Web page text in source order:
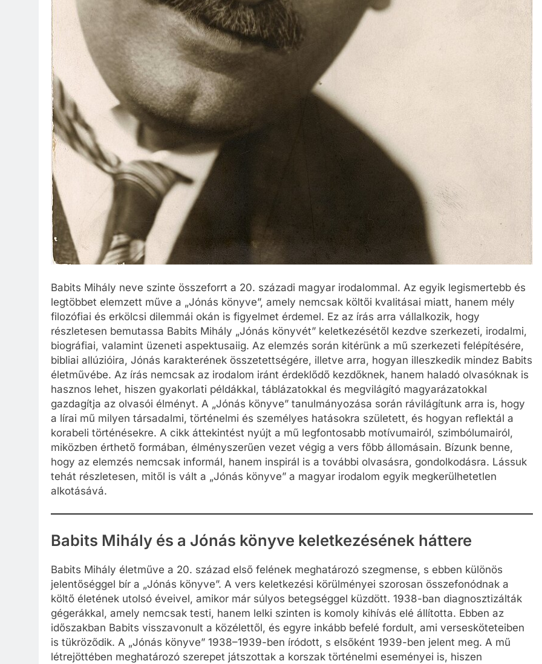
Babits Mihály neve szinte összeforrt a 20. századi magyar irodalommal. Az egyik legismertebb és
legtöbbet elemzett műve a „Jónás könyve”, amely nemcsak költői kvalitásai miatt, hanem mély
filozófiai és erkölcsi dilemmái okán is figyelmet érdemel. Ez az írás arra vállalkozik, hogy
részletesen bemutassa Babits Mihály „Jónás könyvét” keletkezésétől kezdve szerkezeti, irodalmi,
biográfiai, valamint üzeneti aspektusaiig. Az elemzés során kitérünk a mű szerkezeti felépítésére,
bibliai allúzióira, Jónás karakterének összetettségére, illetve arra, hogyan illeszkedik mindez Babits
életművébe. Az írás nemcsak az irodalom iránt érdeklődő kezdőknek, hanem haladó olvasóknak is
hasznos lehet, hiszen gyakorlati példákkal, táblázatokkal és megvilágító magyarázatokkal
gazdagítja az olvasói élményt. A „Jónás könyve” tanulmányozása során rávilágítunk arra is, hogy
a lírai mű milyen társadalmi, történelmi és személyes hatásokra született, és hogyan reflektál a
korabeli történésekre. A cikk áttekintést nyújt a mű legfontosabb motívumairól, szimbólumairól,
miközben érthető formában, élményszerűen vezet végig a vers főbb állomásain. Bízunk benne,
hogy az elemzés nemcsak informál, hanem inspirál is a további olvasásra, gondolkodásra. Lássuk
tehát részletesen, mitől is vált a „Jónás könyve” a magyar irodalom egyik megkerülhetetlen
alkotásává.
Babits Mihály és a Jónás könyve keletkezésének háttere
Babits Mihály életműve a 20. század első felének meghatározó szegmense, s ebben különös
jelentőséggel bír a „Jónás könyve”. A vers keletkezési körülményei szorosan összefonódnak a
költő életének utolsó éveivel, amikor már súlyos betegséggel küzdött. 1938-ban diagnosztizálták
gégerákkal, amely nemcsak testi, hanem lelki szinten is komoly kihívás elé állította. Ebben az
időszakban Babits visszavonult a közélettől, és egyre inkább befelé fordult, ami versesköteteiben
is tükröződik. A „Jónás könyve” 1938–1939-ben íródott, s elsőként 1939-ben jelent meg. A mű
létrejöttében meghatározó szerepet játszottak a korszak történelmi eseményei is, hiszen